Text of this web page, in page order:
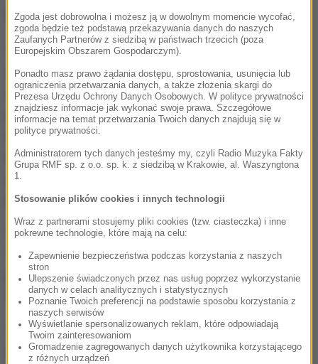
Tragedia wywołała kolejną falę oburzenia w Europie,
a przywódcy UE zgodzili się skierować dodatkowe
siły na Morze Śródziemne, by móc ratować
migrantów, którzy próbują dopłynąć do Europy.
Chociaż od tego czasu udało się uratować dziesiątki
tysięcy ludzi, to tysiące migrantów utonęły. W
ubiegłym miesiącu podczas wyjątkowo tragicznych
trzech dni śmierć poniosło ok. 700 z nich.
Teraz włoska marynarka bada wrak. Jak pisze "The
Telegraph", za pomocą robotów udało się go
podnieść i przetransportować do portu Augusta na
Sycylii.
Teraz do pracy przystąpią technicy kryminalni i
eksperci medycyny sądowej. Mają za zadanie
Zgoda jest dobrowolna i możesz ją w dowolnym momencie wycofać,
zgoda będzie też podstawą przekazywania danych do naszych
Zaufanych Partnerów z siedzibą w państwach trzecich (poza
Europejskim Obszarem Gospodarczym).
Ponadto masz prawo żądania dostępu, sprostowania, usunięcia lub
ograniczenia przetwarzania danych, a także złożenia skargi do
Prezesa Urzędu Ochrony Danych Osobowych. W polityce prywatności
znajdziesz informacje jak wykonać swoje prawa. Szczegółowe
informacje na temat przetwarzania Twoich danych znajdują się w
polityce prywatności.
Administratorem tych danych jesteśmy my, czyli Radio Muzyka Fakty
Grupa RMF sp. z o.o. sp. k. z siedzibą w Krakowie, al. Waszyngtona
1.
Stosowanie plików cookies i innych technologii
Wraz z partnerami stosujemy pliki cookies (tzw. ciasteczka) i inne
pokrewne technologie, które mają na celu:
Zapewnienie bezpieczeństwa podczas korzystania z naszych
stron
Ulepszenie świadczonych przez nas usług poprzez wykorzystanie
danych w celach analitycznych i statystycznych
Poznanie Twoich preferencji na podstawie sposobu korzystania z
naszych serwisów
Wyświetlanie spersonalizowanych reklam, które odpowiadają
Twoim zainteresowaniom
Gromadzenie zagregowanych danych użytkownika korzystającego
z różnych urządzeń